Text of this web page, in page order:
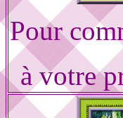
Pour
à votre